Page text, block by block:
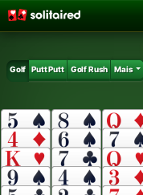
Golf Putt Putt Golf Rush Mais